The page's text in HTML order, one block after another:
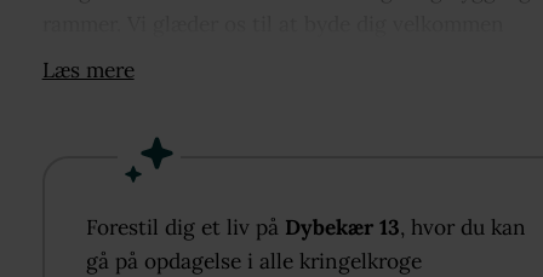
indenfor.
Allerede fra den rummelige entré fornemmer du
med flotte parketgulve, der løber gennem hjemmet.
Den store stue danner et naturligt samlingspunkt
Læs mere
Forestil dig et liv på Dybekær 13, hvor du kan
gå på opdagelse i alle kringelkroge